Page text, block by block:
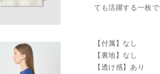
ても活躍する一枚で
【付属】なし
【裏地】なし
【透け感】あり